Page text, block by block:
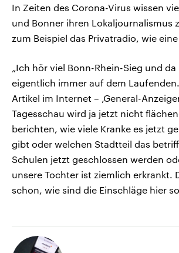
In Zeiten des Corona-Virus wissen
und Bonner ihren Lokaljournalismus
zum Beispiel das Privatradio, wie
„Ich hör viel Bonn-Rhein-Sieg und da
eigentlich immer auf dem
Artikel im Internet – ‚General-
Tagesschau wird ja jetzt nicht
berichten, wie viele Kranke es jetzt
gibt oder welchen Stadtteil das
Schulen jetzt geschlossen werden
unsere Tochter ist ziemlich erkrankt.
schon, wie sind die Einschläge hier